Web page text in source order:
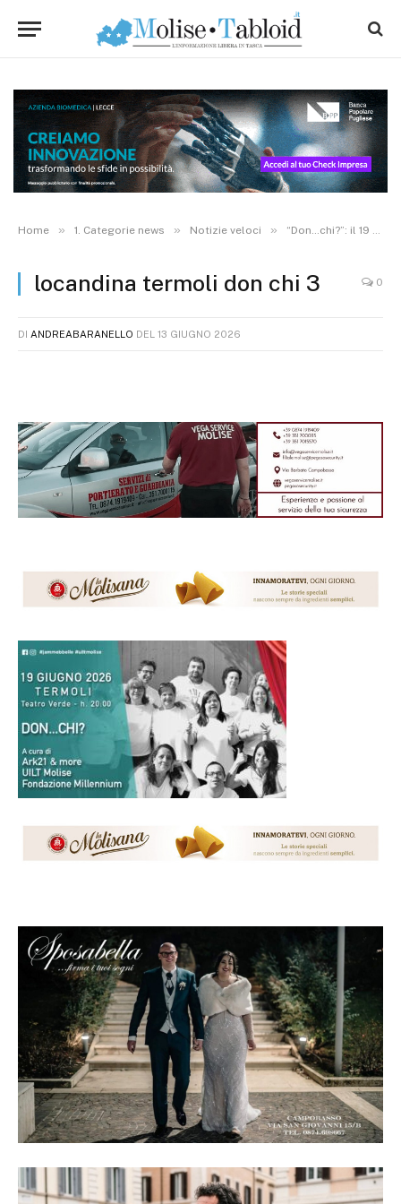
Home » 1. Categorie news » Notizie veloci » “Don…chi?”: il 19 giugno a Termoli appuntamento speciale di Jamme Bbelle
locandina termoli don chi 3 0
DI ANDREABARANELLO DEL 13 GIUGNO 2026